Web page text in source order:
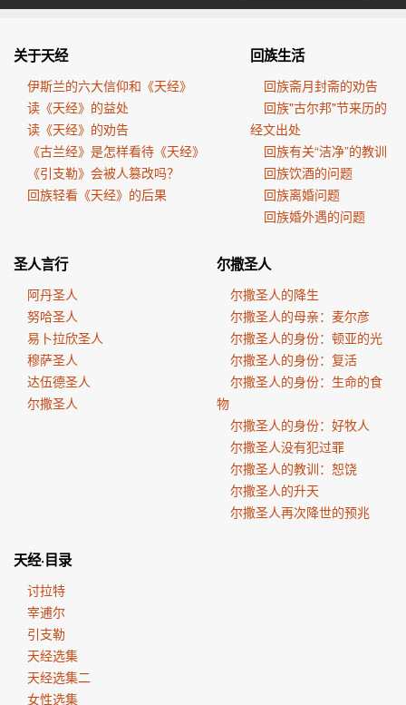
关于天经
伊斯兰的六大信仰和《天经》
读《天经》的益处
读《天经》的劝告
《古兰经》是怎样看待《天经》
《引支勒》会被人篡改吗？
回族轻看《天经》的后果
回族生活
回族斋月封斋的劝告
回族"古尔邦"节来历的
经文出处
回族有关“洁净”的教训
回族饮酒的问题
回族离婚问题
回族婚外遇的问题
圣人言行
阿丹圣人
努哈圣人
易卜拉欣圣人
穆萨圣人
达伍德圣人
尔撒圣人
尔撒圣人
尔撒圣人的降生
尔撒圣人的母亲：麦尔彦
尔撒圣人的身份：顿亚的光
尔撒圣人的身份：复活
尔撒圣人的身份：生命的食
物
尔撒圣人的身份：好牧人
尔撒圣人没有犯过罪
尔撒圣人的教训：恕饶
尔撒圣人的升天
尔撒圣人再次降世的预兆
天经·目录
讨拉特
宰逋尔
引支勒
天经选集
天经选集二
女性选集